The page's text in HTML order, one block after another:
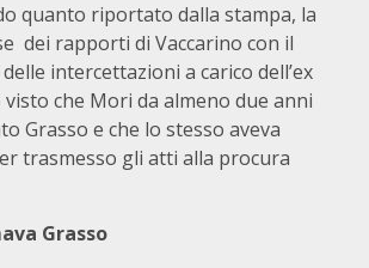
quanto riportato dalla stampa, la
dei rapporti di Vaccarino con il
intercettazioni a carico dell’ex
visto che Mori da almeno due anni
Grasso e che lo stesso aveva
trasmesso gli atti alla procura
Grasso